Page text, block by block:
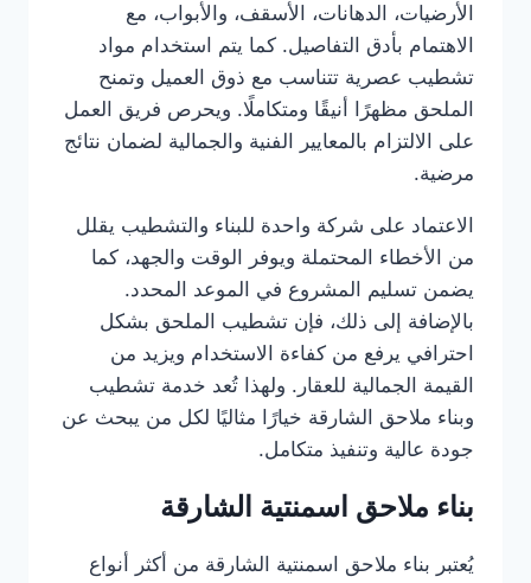
الأرضيات، الدهانات، الأسقف، والأبواب، مع
الاهتمام بأدق التفاصيل. كما يتم استخدام مواد
تشطيب عصرية تتناسب مع ذوق العميل وتمنح
الملحق مظهرًا أنيقًا ومتكاملًا. ويحرص فريق العمل
على الالتزام بالمعايير الفنية والجمالية لضمان نتائج
مرضية.
الاعتماد على شركة واحدة للبناء والتشطيب يقلل
من الأخطاء المحتملة ويوفر الوقت والجهد، كما
يضمن تسليم المشروع في الموعد المحدد.
بالإضافة إلى ذلك، فإن تشطيب الملحق بشكل
احترافي يرفع من كفاءة الاستخدام ويزيد من
القيمة الجمالية للعقار. ولهذا تُعد خدمة تشطيب
وبناء ملاحق الشارقة خيارًا مثاليًا لكل من يبحث عن
جودة عالية وتنفيذ متكامل.
بناء ملاحق اسمنتية الشارقة
يُعتبر بناء ملاحق اسمنتية الشارقة من أكثر أنواع